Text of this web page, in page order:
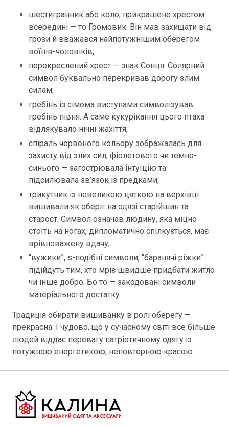
шестигранник або коло, прикрашене хрестом
всередині — то Громовик. Він мав захищати від
грози й вважався найпотужнішим оберегом
воїнів-чоловіків;
перекреслений хрест — знак Сонця. Солярний
символ буквально перекривав дорогу злим
силам;
гребінь із сімома виступами символізував
гребінь півня. А саме кукурікання цього птаха
відлякувало нічні жахіття;
спіраль червоного кольору зображалась для
захисту від злих сил, фіолетового чи темно-
синього — загострювала інтуїцію та
підсилювала зв’язок із предками;
трикутник із невеликою цяткою на верхівці
вишивали як оберіг на одязі старійшин та
старост. Символ означав людину, яка міцно
стоїть на ногах, дипломатично спілкується, має
врівноважену вдачу;
“вужики”, s-подібні символи, “баранячі ріжки”
підійдуть тим, хто мріє швидше придбати житло
чи інше добро. Бо то — закодовані символи
матеріального достатку.
Традиція обирати вишиванку в ролі оберегу —
прекрасна. І чудово, що у сучасному світі все більше
людей віддає перевагу патріотичному одягу із
потужною енергетикою, неповторною красою.